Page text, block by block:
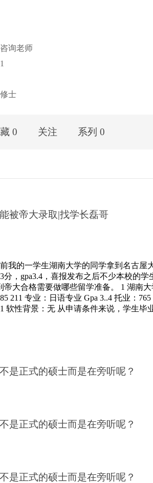
询老师
士
0 关注 系列 0
被帝大录取|找学长磊哥
的一学生湖南大学的同学拿到名古屋
，gpa3.4，喜报发布之后不少本校的学
大合格需要做哪些留学准备。 1 湖南
211 专业：日语专业 Gpa 3..4 托业：
性背景：无 从申请条件来说，学生毕
是正式的硕士而是在旁听呢？
是正式的硕士而是在旁听呢？
是正式的硕士而是在旁听呢？